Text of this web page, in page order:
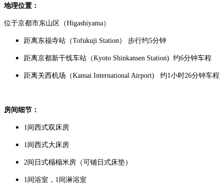
地理位置：
位于京都市东山区（Higashiyama）
距离东福寺站（Tofukuji Station） 步行约5分钟
距离京都新干线车站（Kyoto Shinkansen Station) 约6分钟车程
距离关西机场（Kansai International Airport) 约1小时26分钟车程
房间细节：
1间西式双床房
1间西式大床房
2间日式榻榻米房（可铺日式床垫）
1间浴室，1间淋浴室